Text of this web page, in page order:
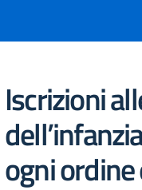
Iscrizioni
ogni ordine